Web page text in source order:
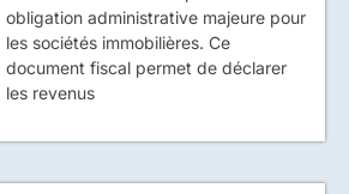
obligation administrative majeure pour
les sociétés immobilières. Ce
document fiscal permet de déclarer
les revenus